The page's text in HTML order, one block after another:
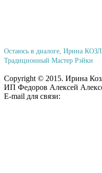
Остаюсь в диалоге, Ирина
Традиционный Мастер Рэйки
Copyright © 2015. Ирина
ИП Федоров Алексей
E-mail для связи: